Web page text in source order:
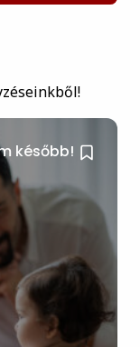
később!